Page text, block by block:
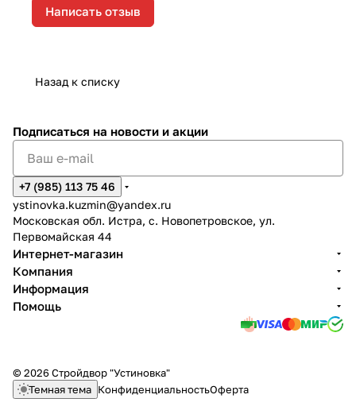
Написать отзыв
Назад к списку
Подписаться на новости и акции
+7 (985) 113 75 46
ystinovka.kuzmin@yandex.ru
Московская обл. Истра, с. Новопетровское, ул.
Первомайская 44
Интернет-магазин
Компания
Информация
Помощь
© 2026 Стройдвор "Устиновка"
Темная тема КонфиденциальностьОферта